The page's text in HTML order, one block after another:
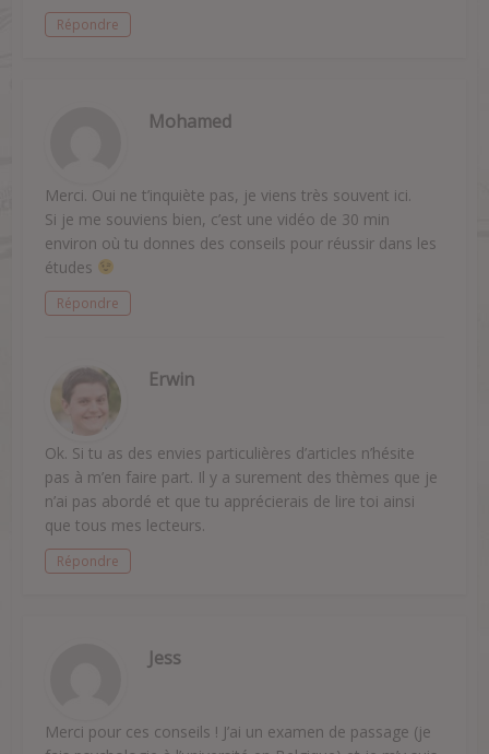
Répondre
Mohamed
Merci. Oui ne t’inquiète pas, je viens très souvent ici.
Si je me souviens bien, c’est une vidéo de 30 min
environ où tu donnes des conseils pour réussir dans les
études
Répondre
Erwin
Ok. Si tu as des envies particulières d’articles n’hésite
pas à m’en faire part. Il y a surement des thèmes que je
n’ai pas abordé et que tu apprécierais de lire toi ainsi
que tous mes lecteurs.
Répondre
Jess
Merci pour ces conseils ! J’ai un examen de passage (je